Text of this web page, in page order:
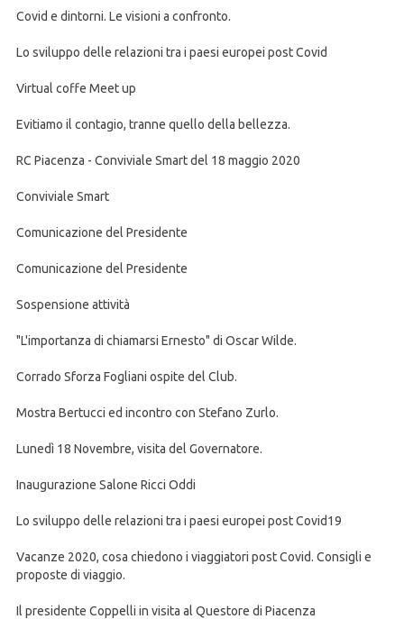
Covid e dintorni. Le visioni a confronto.
Lo sviluppo delle relazioni tra i paesi europei post Covid
Virtual coffe Meet up
Evitiamo il contagio, tranne quello della bellezza.
RC Piacenza - Conviviale Smart del 18 maggio 2020
Conviviale Smart
Comunicazione del Presidente
Comunicazione del Presidente
Sospensione attività
"L'importanza di chiamarsi Ernesto" di Oscar Wilde.
Corrado Sforza Fogliani ospite del Club.
Mostra Bertucci ed incontro con Stefano Zurlo.
Lunedì 18 Novembre, visita del Governatore.
Inaugurazione Salone Ricci Oddi
Lo sviluppo delle relazioni tra i paesi europei post Covid19
Vacanze 2020, cosa chiedono i viaggiatori post Covid. Consigli e
proposte di viaggio.
Il presidente Coppelli in visita al Questore di Piacenza